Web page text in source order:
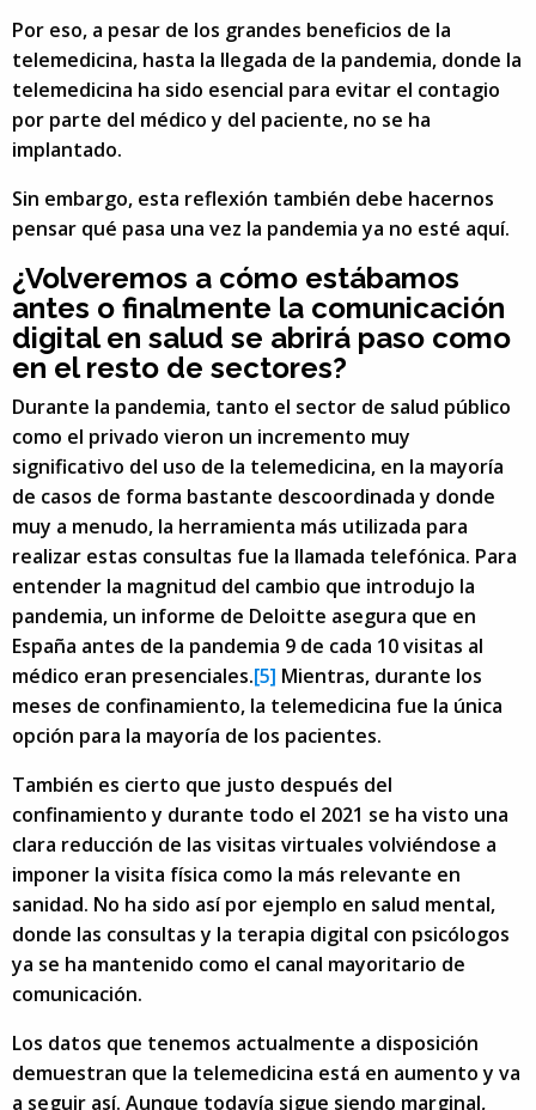
Por eso, a pesar de los grandes beneficios de la
telemedicina, hasta la llegada de la pandemia, donde la
telemedicina ha sido esencial para evitar el contagio
por parte del médico y del paciente, no se ha
implantado.
Sin embargo, esta reflexión también debe hacernos
pensar qué pasa una vez la pandemia ya no esté aquí.
¿Volveremos a cómo estábamos
antes o finalmente la comunicación
digital en salud se abrirá paso como
en el resto de sectores?
Durante la pandemia, tanto el sector de salud público
como el privado vieron un incremento muy
significativo del uso de la telemedicina, en la mayoría
de casos de forma bastante descoordinada y donde
muy a menudo, la herramienta más utilizada para
realizar estas consultas fue la llamada telefónica. Para
entender la magnitud del cambio que introdujo la
pandemia, un informe de Deloitte asegura que en
España antes de la pandemia 9 de cada 10 visitas al
médico eran presenciales.[5] Mientras, durante los
meses de confinamiento, la telemedicina fue la única
opción para la mayoría de los pacientes.
También es cierto que justo después del
confinamiento y durante todo el 2021 se ha visto una
clara reducción de las visitas virtuales volviéndose a
imponer la visita física como la más relevante en
sanidad. No ha sido así por ejemplo en salud mental,
donde las consultas y la terapia digital con psicólogos
ya se ha mantenido como el canal mayoritario de
comunicación.
Los datos que tenemos actualmente a disposición
demuestran que la telemedicina está en aumento y va
a seguir así. Aunque todavía sigue siendo marginal,